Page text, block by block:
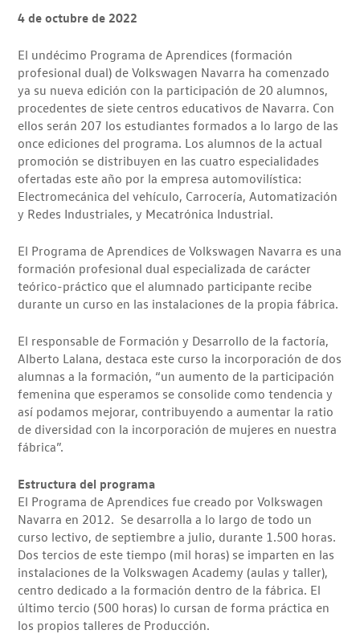
4 de octubre de 2022
El undécimo Programa de Aprendices (formación
profesional dual) de Volkswagen Navarra ha comenzado
ya su nueva edición con la participación de 20 alumnos,
procedentes de siete centros educativos de Navarra. Con
ellos serán 207 los estudiantes formados a lo largo de las
once ediciones del programa. Los alumnos de la actual
promoción se distribuyen en las cuatro especialidades
ofertadas este año por la empresa automovilística:
Electromecánica del vehículo, Carrocería, Automatización
y Redes Industriales, y Mecatrónica Industrial.
El Programa de Aprendices de Volkswagen Navarra es una
formación profesional dual especializada de carácter
teórico-práctico que el alumnado participante recibe
durante un curso en las instalaciones de la propia fábrica.
El responsable de Formación y Desarrollo de la factoría,
Alberto Lalana, destaca este curso la incorporación de dos
alumnas a la formación, “un aumento de la participación
femenina que esperamos se consolide como tendencia y
así podamos mejorar, contribuyendo a aumentar la ratio
de diversidad con la incorporación de mujeres en nuestra
fábrica”.
Estructura del programa
El Programa de Aprendices fue creado por Volkswagen
Navarra en 2012. Se desarrolla a lo largo de todo un
curso lectivo, de septiembre a julio, durante 1.500 horas.
Dos tercios de este tiempo (mil horas) se imparten en las
instalaciones de la Volkswagen Academy (aulas y taller),
centro dedicado a la formación dentro de la fábrica. El
último tercio (500 horas) lo cursan de forma práctica en
los propios talleres de Producción.